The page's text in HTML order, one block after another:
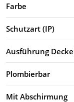
Farbe
Schutzart (IP)
Ausführung
Plombierbar
Mit Abschirmung